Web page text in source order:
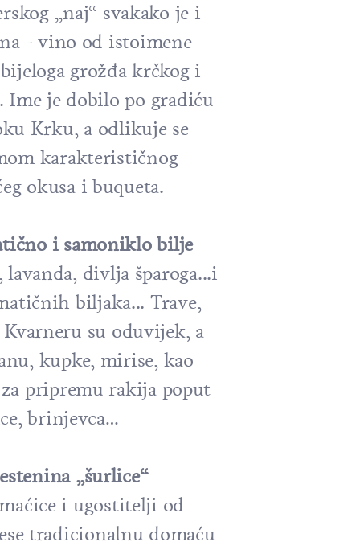
„naj“ svakako je i
- vino od istoimene
grožđa krčkog i
Ime je dobilo po gradiću
Krku, a odlikuje se
karakterističnog
okusa i buqueta.
i samoniklo bilje
divlja šparoga...i
biljaka... Trave,
su oduvijek, a
kupke, mirise, kao
pripremu rakija poput
brinjevca…
„šurlice“
i ugostitelji od
tradicionalnu domaću